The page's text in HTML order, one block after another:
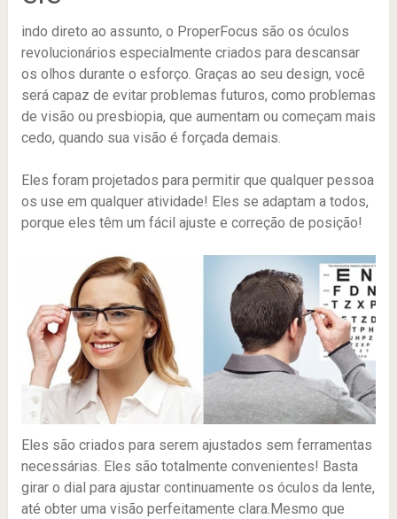
indo direto ao assunto, o ProperFocus são os óculos
revolucionários especialmente criados para descansar
os olhos durante o esforço. Graças ao seu design, você
será capaz de evitar problemas futuros, como problemas
de visão ou presbiopia, que aumentam ou começam mais
cedo, quando sua visão é forçada demais.
Eles foram projetados para permitir que qualquer pessoa
os use em qualquer atividade! Eles se adaptam a todos,
porque eles têm um fácil ajuste e correção de posição!
Eles são criados para serem ajustados sem ferramentas
necessárias. Eles são totalmente convenientes! Basta
girar o dial para ajustar continuamente os óculos da lente,
até obter uma visão perfeitamente clara.Mesmo que